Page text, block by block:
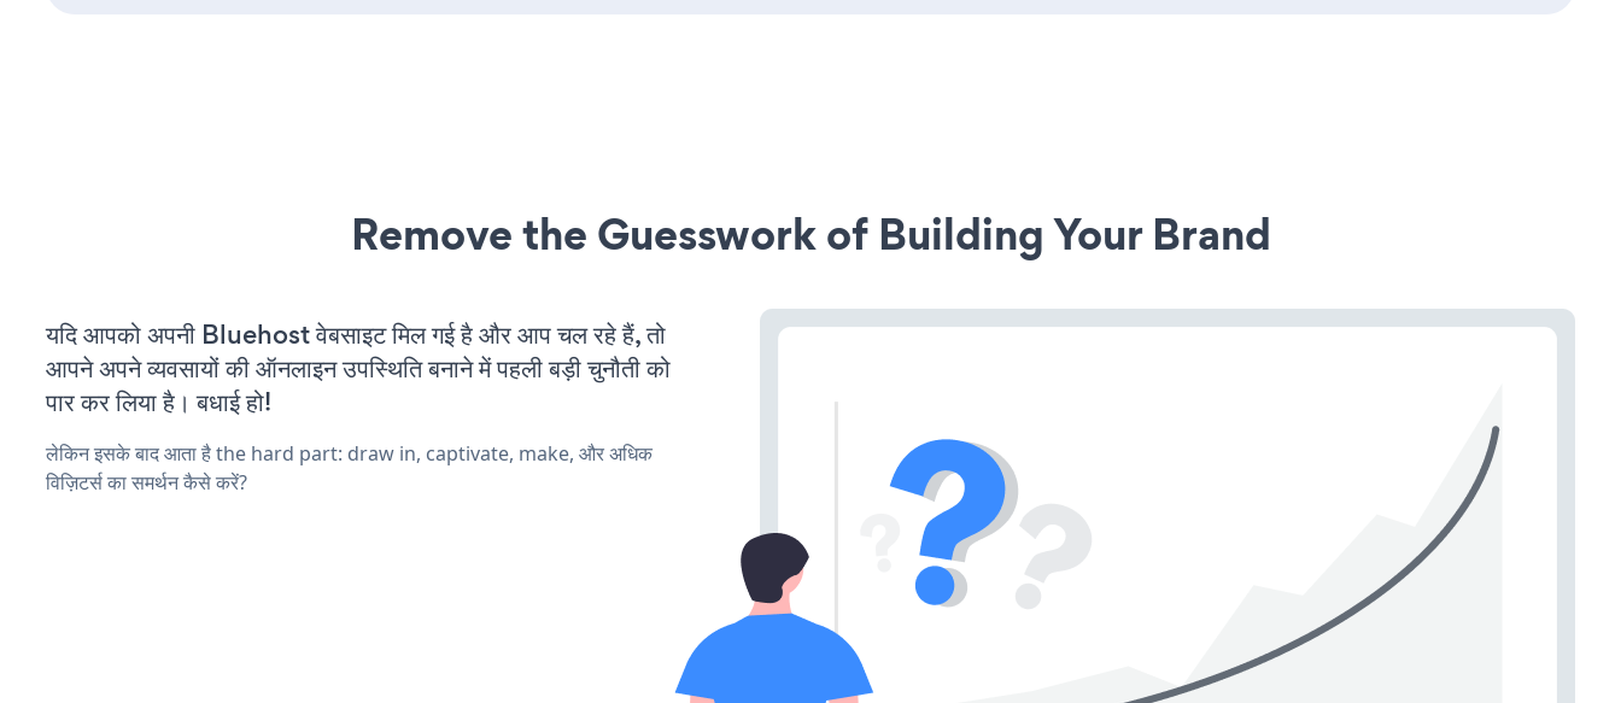
Remove the Guesswork of Building Your Brand
यदि आपको अपनी Bluehost वेबसाइट मिल गई है और आप चल रहे हैं, तो
आपने अपने व्यवसायों की ऑनलाइन उपस्थिति बनाने में पहली बड़ी चुनौती को
पार कर लिया है। बधाई हो!
लेकिन इसके बाद आता है the hard part: draw in, captivate, make, और अधिक
विज़िटर्स का समर्थन कैसे करें?